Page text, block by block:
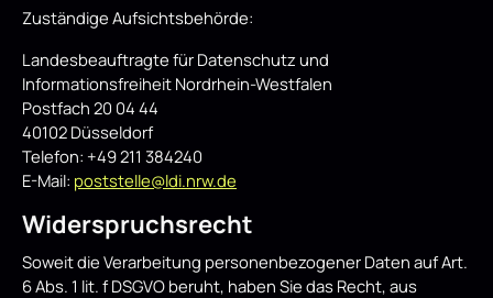
Zuständige Aufsichtsbehörde:
Landesbeauftragte für Datenschutz und
Informationsfreiheit Nordrhein-Westfalen
Postfach 20 04 44
40102 Düsseldorf
Telefon: +49 211 384240
E-Mail: poststelle@ldi.nrw.de
Widerspruchsrecht
Soweit die Verarbeitung personenbezogener Daten auf Art.
6 Abs. 1 lit. f DSGVO beruht, haben Sie das Recht, aus